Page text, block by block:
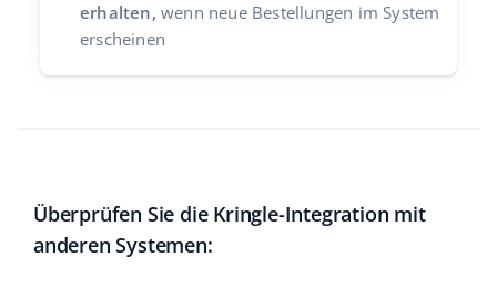
erhalten, wenn neue Bestellungen im System
erscheinen
Überprüfen Sie die Kringle-Integration mit
anderen Systemen: